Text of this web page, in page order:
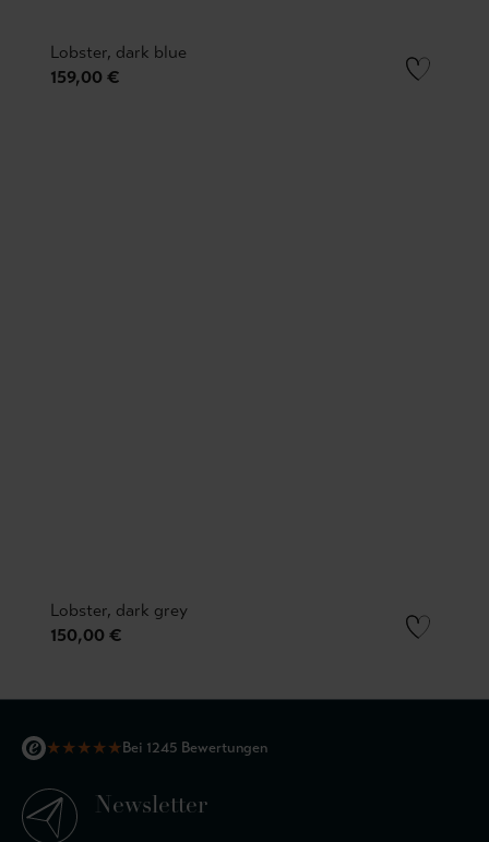
Lobster, dark blue
159,00 €
Lobster, dark grey
150,00 €
★★★★★Bei 1245 Bewertungen
Newsletter